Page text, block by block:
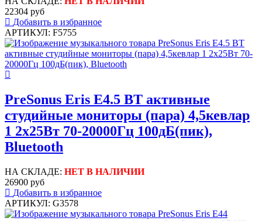
22304 руб
Добавить в избранное
АРТИКУЛ: F5755
PreSonus Eris E4.5 BT активные
студийные мониторы (пара) 4,5кевлар
1 2x25Вт 70-20000Гц 100дБ(пик),
Bluetooth
НА СКЛАДЕ: НЕТ В НАЛИЧИИ
26900 руб
Добавить в избранное
АРТИКУЛ: G3578